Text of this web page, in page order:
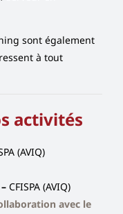
sont également
à tout
activités
(AVIQ)
CFISPA (AVIQ)
avec le